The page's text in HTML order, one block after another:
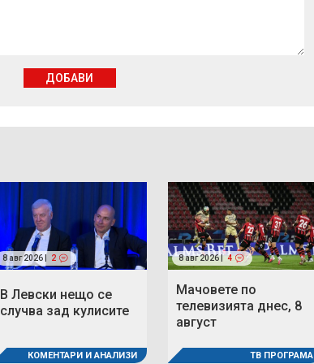
ДОБАВИ
8 авг 2026 | 2
В Левски нещо се
случва зад кулисите
КОМЕНТАРИ И АНАЛИЗИ
8 авг 2026 | 4
Мачовете по
телевизията днес, 8
август
ТВ ПРОГРАМА